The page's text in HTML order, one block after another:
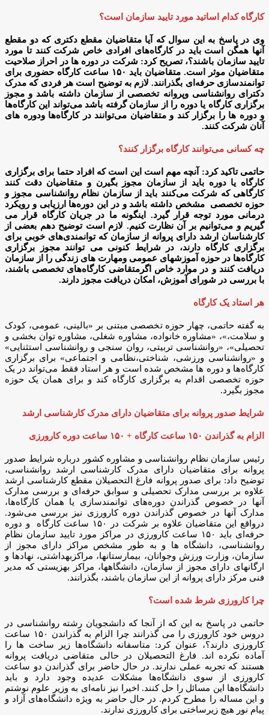
کارگاه کدام اساتید مورد تایید سازمان است؟
وی در پاسخ به این سوال که آیا متقاضیان مقطع دکتری که دو مقطع
آنها همگن است باید در کارگاه‌های افرادی خاص شرکت کنند تا مورد
تایید سازمان باشند؟، تصریح کرد: شرکت در دوره ها در احراز صلاحیت
متقاضیان موثر است. متقاضیان باید ۱۵۰ ساعت کارگاه حضوری برای
توانمندسازی حرفه‌ای بگذرانند. لازم به توضیح است هر فردی که مدرک
دکترای روانشناسی وپروانه تخصصی از سازمان داشته باشد و مجوز
برگزاری کارگاه یا دوره را از سازمان گرفته باشد می‌تواند این کارگاه‌ها
و دوره ها را برگزار کند و متقاضیان می‌توانند در کارگاه‌ها ودوره های
آنان شرکت کنند.
چه کسانی می‌توانند کارگاه برگزار کنند؟
حاتمی تاکید کرد: آنچه مهم است این است که افراد حتما برای برگزاری
کارگاه یا دوره باید از سازمان مجوز بگیرن و متقاضیان دقت کنند
کارگاهی که شرکت می‌کنند باید از سازمان نظام روانشناسی مجوز و
حوزه تخصصی مشخص داشته باشد و در این دوره‌ها ارزیابی و رویکرد
درمانی مورد توجه قرار گیرد. اینگونه ما در جریان کارگاه قرار می
گیریم و می‌توانیم بر آن نظارت کنیم. لازم است توضیح دهم بعضی از
کارشناسان ارشد دارای پروانه از سازمان که توانمندی‌های خوبی برای
برگزاری کارگاه دارند، در شرایط کنونی می توانند مجوز برگزاری
کارگاه‌ها در حوزه آموزشهای عمومی ومهارت های زندگی را از سازمان
دریافت کنند و در موارد خاص اگرمتقاضی کارگاه‌های تخصصی باشند،
با بررسی در شورای آموزش، امکان دریافت مجوز دارند.
هر استاد یک کارگاه
به گفته حاتمی، چهار حوزه تخصصی مبتنی بر «بالینی، عمومی، کودک
و سلامت،»، «مشاوره خانواده، مشاوره شغلی، مشاوره توان بخشی و
تحصیلی»، «روانشناسی تربیتی، روان سنجی و روانشناسی استثنایی»
و «روانشناسی ورزشی، شناختی،نظامی و اجتماعی» برای برگزاری
کارگاه‌ها و دوره ها مشخص شده است و هر استاد فقط می‌تواند در یک
حوزه تخصصی اقدام به برگزاری کارگاه کند و برای همان یک حوزه
مجوز بگیرد.
شرایط صدور پروانه برای متقاضیان دارای مدرک کارشناسی ارشد
الزام به گذراندن ۱۵۰ ساعت کارگاه + ۱۵۰ ساعت دوره کارورزی
رئیس سازمان نظام روانشناسی و مشاوره کشور درباره شرایط صدور
پروانه برای متقاضیان دارای مدرک کارشناسی ارشد روانشناسی،
توضیح داد: برای صدور پروانه فارغ التحصیلان مقطع کارشناسی ارشد
علاوه بر بررسی مدارک تحصیلی و سوابق حرفه‌ای و بررسی مدارک
آنها در خصوص گذراندن دوره‌های توانمندسازی یا همان کارگاه‌ها،
مدارک آنها در خصوص گذراندن دوره کارورزی نیز بررسی می‌شود.
درواقع این متقاضیان علاوه بر شرکت در ۱۵۰ ساعت کارگاه و دوره
حرفه‌ای باید ۱۵۰ ساعت کارورزی در مراکز مورد تایید سازمان نظام
روانشناسی، دانشگاه ها و به طور مشخص مراکز دارای مجوز از
سازمان، وزارت ورزش وجوانان، بیمارستانها، مراکزبهداشتی، نهادها و
ارگانهای دارای مجوز از سازمان، دانشگاهها، مراکز بهزیستی که مدیر
فنی مرکز دارای پروانه از این سازمان باشند، بگذرانند.
چرا کارورزی شرط شده است؟
حاتمی در پاسخ به این که از آنجا که دانشجویان رشته روانشناسی در
دروس خود کارورزی را می گذرانند چرا الزام به گذراندن ۱۵۰ ساعت
کارورزی دارند؟، عنوان کرد: متاسفانه دانشگاه‌ها زیر ساخت ها را
آماده نکرده اند. فارغ التحصیلان در حالی متقاضی دریافت پروانه
هستند که تجربه عملی ندارند. در حال حاضر برای گذراندن دو ساعت
کارورزی از سوی دانشگاه‌ها مشکلات عدیده وجود دارد و باید
دانشگاه‌ها این مسائل را حل کنند. اخیرا نیز نامه‌ای به وزیر علوم نوشتم
و این مساله را مطرح کردم. در حال حاضر به ویژه دانشگاه‌های آزاد و
پیام نور هیچ زیرساختی برای کارورزی ندارند.